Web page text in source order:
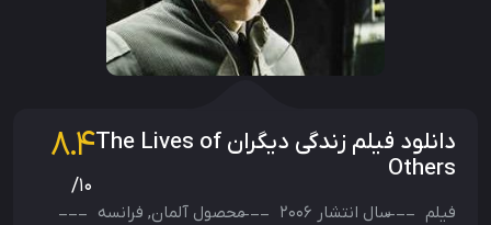
دانلود فیلم زندگی دیگران The Lives of
Others
8.4
/10
فیلم سال انتشار 2006 محصول آلمان, فرانسه